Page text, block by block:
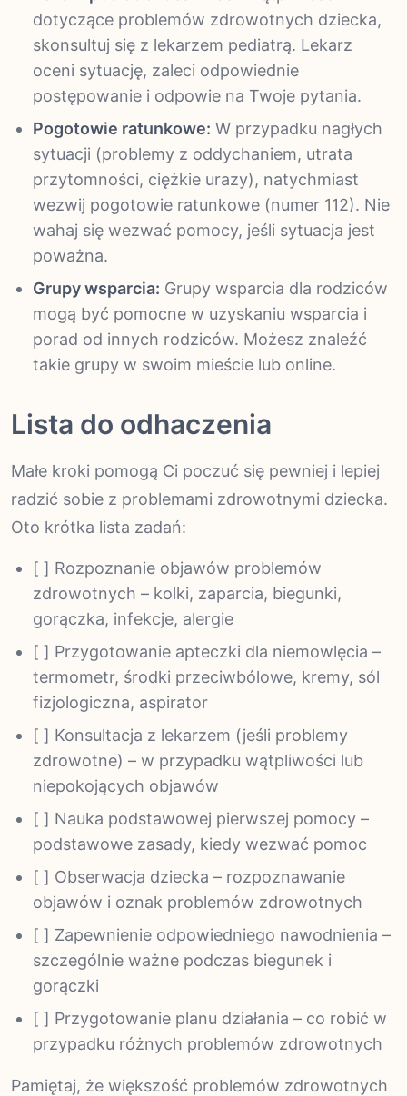
dotyczące problemów zdrowotnych dziecka,
skonsultuj się z lekarzem pediatrą. Lekarz
oceni sytuację, zaleci odpowiednie
postępowanie i odpowie na Twoje pytania.
Pogotowie ratunkowe: W przypadku nagłych
sytuacji (problemy z oddychaniem, utrata
przytomności, ciężkie urazy), natychmiast
wezwij pogotowie ratunkowe (numer 112). Nie
wahaj się wezwać pomocy, jeśli sytuacja jest
poważna.
Grupy wsparcia: Grupy wsparcia dla rodziców
mogą być pomocne w uzyskaniu wsparcia i
porad od innych rodziców. Możesz znaleźć
takie grupy w swoim mieście lub online.
Lista do odhaczenia
Małe kroki pomogą Ci poczuć się pewniej i lepiej
radzić sobie z problemami zdrowotnymi dziecka.
Oto krótka lista zadań:
[ ] Rozpoznanie objawów problemów
zdrowotnych – kolki, zaparcia, biegunki,
gorączka, infekcje, alergie
[ ] Przygotowanie apteczki dla niemowlęcia –
termometr, środki przeciwbólowe, kremy, sól
fizjologiczna, aspirator
[ ] Konsultacja z lekarzem (jeśli problemy
zdrowotne) – w przypadku wątpliwości lub
niepokojących objawów
[ ] Nauka podstawowej pierwszej pomocy –
podstawowe zasady, kiedy wezwać pomoc
[ ] Obserwacja dziecka – rozpoznawanie
objawów i oznak problemów zdrowotnych
[ ] Zapewnienie odpowiedniego nawodnienia –
szczególnie ważne podczas biegunek i
gorączki
[ ] Przygotowanie planu działania – co robić w
przypadku różnych problemów zdrowotnych
Pamiętaj, że większość problemów zdrowotnych